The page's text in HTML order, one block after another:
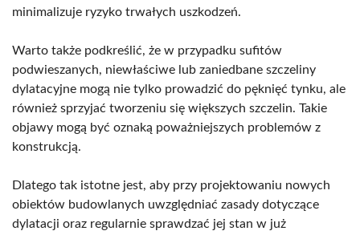
minimalizuje ryzyko trwałych uszkodzeń.
Warto także podkreślić, że w przypadku sufitów
podwieszanych, niewłaściwe lub zaniedbane szczeliny
dylatacyjne mogą nie tylko prowadzić do pęknięć tynku, ale
również sprzyjać tworzeniu się większych szczelin. Takie
objawy mogą być oznaką poważniejszych problemów z
konstrukcją.
Dlatego tak istotne jest, aby przy projektowaniu nowych
obiektów budowlanych uwzględniać zasady dotyczące
dylatacji oraz regularnie sprawdzać jej stan w już